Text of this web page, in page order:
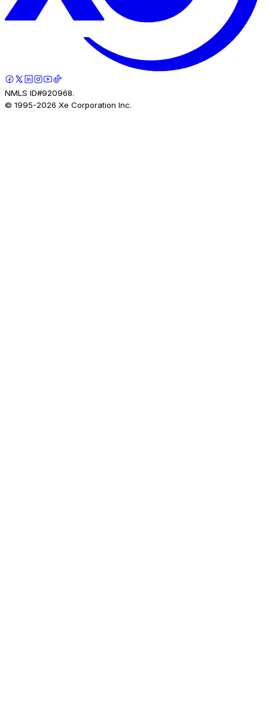
NMLS ID#920968.
© 1995-2026 Xe Corporation Inc.